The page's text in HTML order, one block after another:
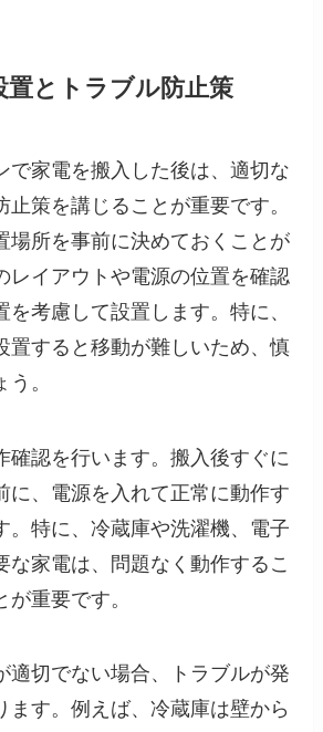
置とトラブル防止策
で家電を搬入した後は、適切な
止策を講じることが重要です。
場所を事前に決めておくことが
レイアウトや電源の位置を確認
を考慮して設置します。特に、
置すると移動が難しいため、慎
。
確認を行います。搬入後すぐに
に、電源を入れて正常に動作す
。特に、冷蔵庫や洗濯機、電子
な家電は、問題なく動作するこ
が重要です。
適切でない場合、トラブルが発
ます。例えば、冷蔵庫は壁から